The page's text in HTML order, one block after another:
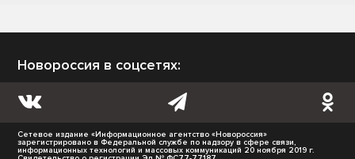
Новороссия в соцсетях:
Сетевое издание «Информационное агентство «Новороссия»
зарегистрировано в Федеральной службе по надзору в сфере связи,
информационных технологий и массовых коммуникаций 20 ноября 2019 г.